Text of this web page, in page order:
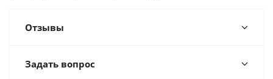
Отзывы
Задать вопрос